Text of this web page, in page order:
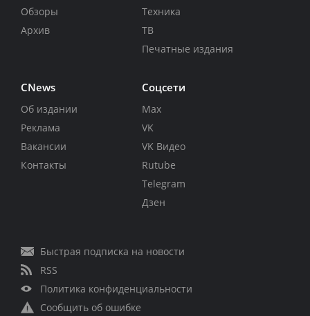
Обзоры
Архив
Техника
ТВ
Печатные издания
CNews
Об издании
Реклама
Вакансии
Контакты
Соцсети
Max
VK
VK Видео
Rutube
Telegram
Дзен
Быстрая подписка на новости
RSS
Политика конфиденциальности
Сообщить об ошибке